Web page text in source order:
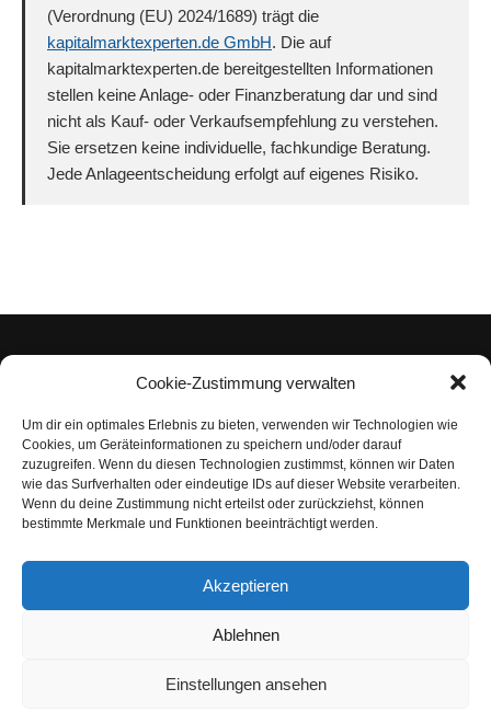
Cookie-Zustimmung verwalten
Um dir ein optimales Erlebnis zu bieten, verwenden wir Technologien wie
Cookies, um Geräteinformationen zu speichern und/oder darauf
zuzugreifen. Wenn du diesen Technologien zustimmst, können wir Daten
wie das Surfverhalten oder eindeutige IDs auf dieser Website verarbeiten.
Wenn du deine Zustimmung nicht erteilst oder zurückziehst, können
bestimmte Merkmale und Funktionen beeinträchtigt werden.
Akzeptieren
Ablehnen
Einstellungen ansehen
(Verordnung (EU) 2024/1689) trägt die
kapitalmarktexperten.de GmbH. Die auf
kapitalmarktexperten.de bereitgestellten Informationen
stellen keine Anlage- oder Finanzberatung dar und sind
nicht als Kauf- oder Verkaufsempfehlung zu verstehen.
Sie ersetzen keine individuelle, fachkundige Beratung.
Jede Anlageentscheidung erfolgt auf eigenes Risiko.
Impressum
Datenschutzerklärung
Nutzungsbedingungen | Haftungsausschluss
AGB